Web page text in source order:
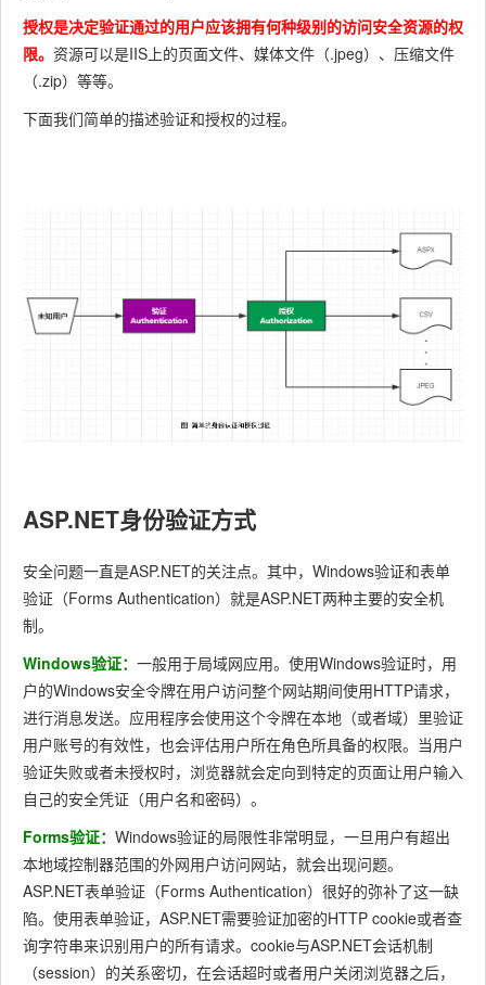
授权是决定验证通过的用户应该拥有何种级别的访问安全资源的权
限。 资源可以是IIS上的页面文件、媒体文件（.jpeg）、压缩文件
（.zip）等等。
下面我们简单的描述验证和授权的过程。
ASP.NET身份验证方式
安全问题一直是ASP.NET的关注点。其中，Windows验证和表单
验证（Forms Authentication）就是ASP.NET两种主要的安全机
制。
Windows验证： 一般用于局域网应用。使用Windows验证时，用
户的Windows安全令牌在用户访问整个网站期间使用HTTP请求，
进行消息发送。应用程序会使用这个令牌在本地（或者域）里验证
用户账号的有效性，也会评估用户所在角色所具备的权限。当用户
验证失败或者未授权时，浏览器就会定向到特定的页面让用户输入
自己的安全凭证（用户名和密码）。
Forms验证： Windows验证的局限性非常明显，一旦用户有超出
本地域控制器范围的外网用户访问网站，就会出现问题。
ASP.NET表单验证（Forms Authentication）很好的弥补了这一缺
陷。使用表单验证，ASP.NET需要验证加密的HTTP cookie或者查
询字符串来识别用户的所有请求。cookie与ASP.NET会话机制
（session）的关系密切，在会话超时或者用户关闭浏览器之后，